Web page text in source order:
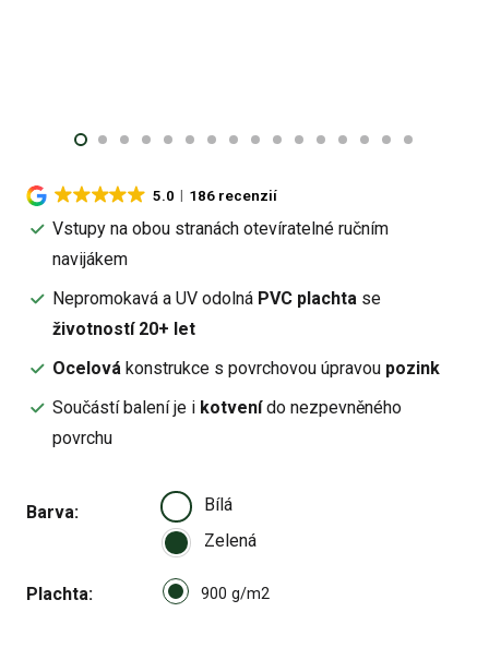
5.0 186 recenzií
Vstupy na obou stranách otevíratelné ručním
navijákem
Nepromokavá a UV odolná PVC plachta se
životností 20+ let
Ocelová konstrukce s povrchovou úpravou pozink
Součástí balení je i kotvenído nezpevněného
povrchu
Barva
Bílá
Zelená
Plachta Select pa_plachta
900 g/m2